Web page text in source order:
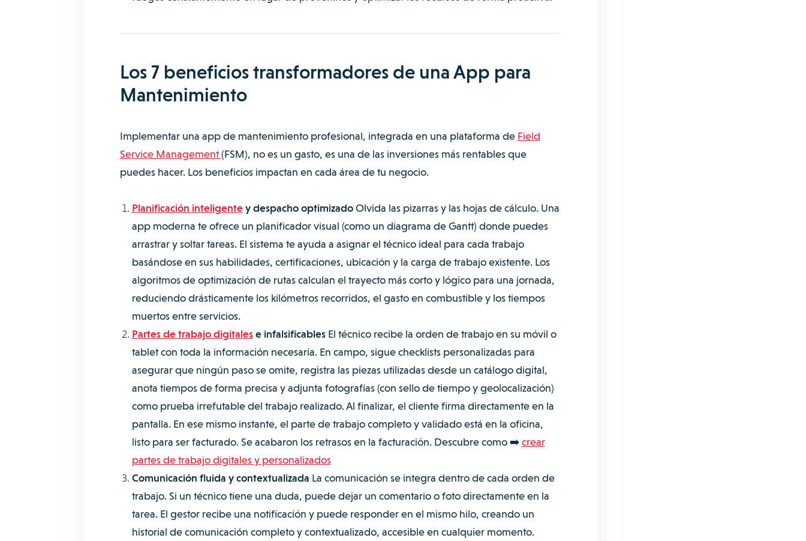
Los 7 beneficios transformadores de una App para
Mantenimiento
Implementar una app de mantenimiento profesional, integrada en una plataforma de Field
Service Management(FSM), no es un gasto, es una de las inversiones más rentables que
puedes hacer. Los beneficios impactan en cada área de tu negocio.
Planificación inteligentey despacho optimizadoOlvida las pizarras y las hojas de cálculo. Una
app moderna te ofrece un planificador visual (como un diagrama de Gantt) donde puedes
arrastrar y soltar tareas. El sistema te ayuda a asignar el técnico ideal para cada trabajo
basándose en sus habilidades, certificaciones, ubicación y la carga de trabajo existente. Los
algoritmos de optimización de rutas calculan el trayecto más corto y lógico para una jornada,
reduciendo drásticamente los kilómetros recorridos, el gasto en combustible y los tiempos
muertos entre servicios.
Partes de trabajo digitalese infalsificablesEl técnico recibe la orden de trabajo en su móvil o
tablet con toda la información necesaria. En campo, sigue checklists personalizadas para
asegurar que ningún paso se omite, registra las piezas utilizadas desde un catálogo digital,
anota tiempos de forma precisa y adjunta fotografías (con sello de tiempo y geolocalización)
como prueba irrefutable del trabajo realizado. Al finalizar, el cliente firma directamente en la
pantalla. En ese mismo instante, el parte de trabajo completo y validado está en la oficina,
listo para ser facturado. Se acabaron los retrasos en la facturación. Descubre como ➡️crear
partes de trabajo digitales y personalizados
Comunicación fluida y contextualizada La comunicación se integra dentro de cada orden de
trabajo. Si un técnico tiene una duda, puede dejar un comentario o foto directamente en la
tarea. El gestor recibe una notificación y puede responder en el mismo hilo, creando un
historial de comunicación completo y contextualizado, accesible en cualquier momento.